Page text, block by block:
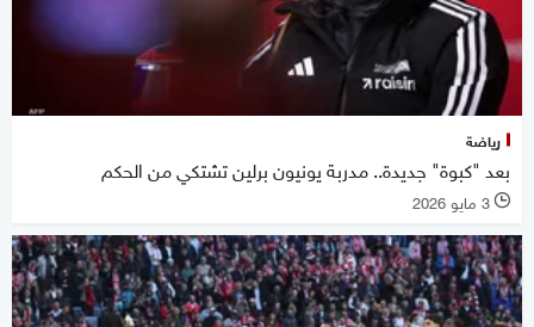
رياضة
بعد "كبوة" جديدة.. مدربة يونيون برلين تشتكي من الحكم
l 3 مايو 2026